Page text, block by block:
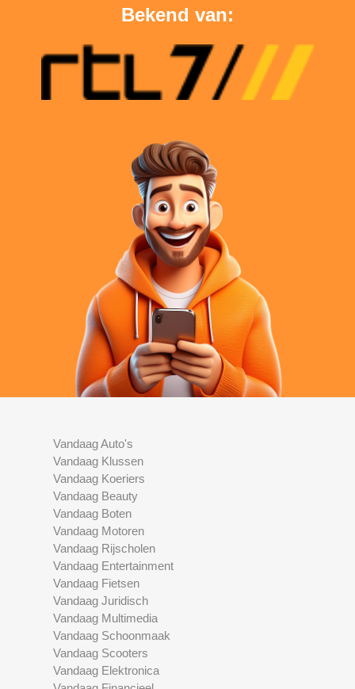
Bekend van:
Vandaag Auto's
Vandaag Klussen
Vandaag Koeriers
Vandaag Beauty
Vandaag Boten
Vandaag Motoren
Vandaag Rijscholen
Vandaag Entertainment
Vandaag Fietsen
Vandaag Juridisch
Vandaag Multimedia
Vandaag Schoonmaak
Vandaag Scooters
Vandaag Elektronica